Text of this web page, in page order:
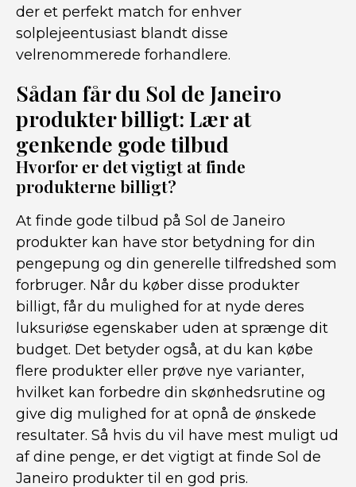
der et perfekt match for enhver
solplejeentusiast blandt disse
velrenommerede forhandlere.
Sådan får du Sol de Janeiro
produkter billigt: Lær at
genkende gode tilbud
Hvorfor er det vigtigt at finde
produkterne billigt?
At finde gode tilbud på Sol de Janeiro
produkter kan have stor betydning for din
pengepung og din generelle tilfredshed som
forbruger. Når du køber disse produkter
billigt, får du mulighed for at nyde deres
luksuriøse egenskaber uden at sprænge dit
budget. Det betyder også, at du kan købe
flere produkter eller prøve nye varianter,
hvilket kan forbedre din skønhedsrutine og
give dig mulighed for at opnå de ønskede
resultater. Så hvis du vil have mest muligt ud
af dine penge, er det vigtigt at finde Sol de
Janeiro produkter til en god pris.